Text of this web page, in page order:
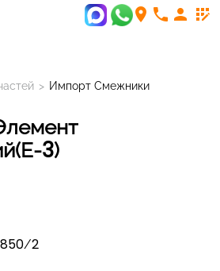
room phone person app_registration
> Импорт Смежники
3)
2